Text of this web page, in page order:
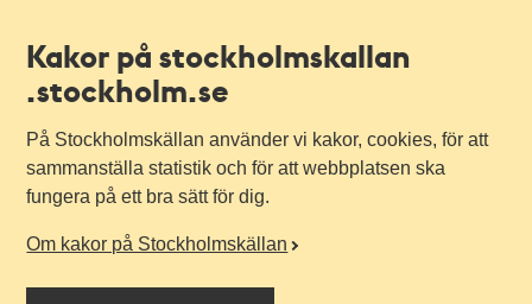
Kakor på stockholmskallan
.stockholm.se
På Stockholmskällan använder vi kakor, cookies, för att
sammanställa statistik och för att webbplatsen ska
fungera på ett bra sätt för dig.
Om kakor på Stockholmskällan